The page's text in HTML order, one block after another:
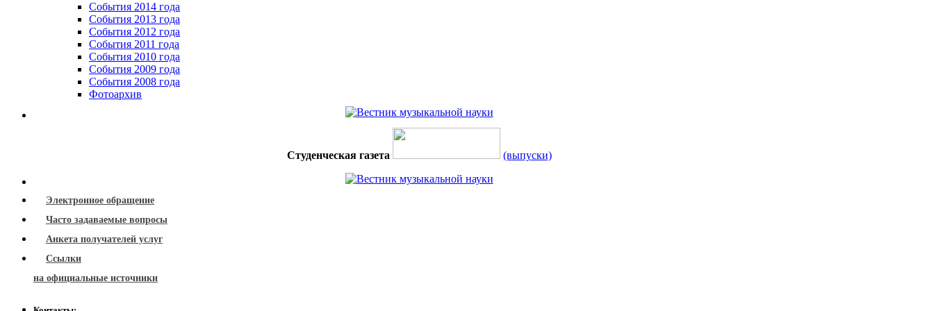
События 2014 года
События 2013 года
События 2012 года
События 2011 года
События 2010 года
События 2009 года
События 2008 года
Фотоархив
Студенческая газета (выпуски)
Электронное обращение
Часто задаваемые вопросы
Анкета получателей услуг
Ссылки
на официальные источники